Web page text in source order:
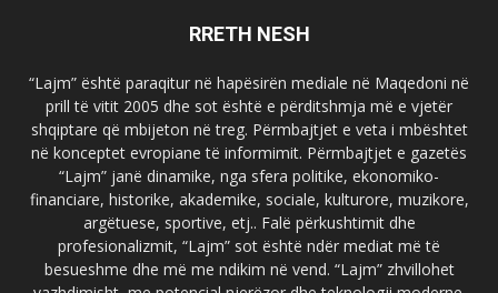
RRETH NESH
“Lajm” është paraqitur në hapësirën mediale në Maqedoni në
prill të vitit 2005 dhe sot është e përditshmja më e vjetër
shqiptare që mbijeton në treg. Përmbajtjet e veta i mbështet
në konceptet evropiane të informimit. Përmbajtjet e gazetës
“Lajm” janë dinamike, nga sfera politike, ekonomiko-
financiare, historike, akademike, sociale, kulturore, muzikore,
argëtuese, sportive, etj.. Falë përkushtimit dhe
profesionalizmit, “Lajm” sot është ndër mediat më të
besueshme dhe më me ndikim në vend. “Lajm” zhvillohet